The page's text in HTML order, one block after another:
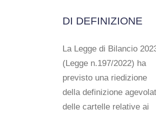
DI DEFINIZIONE
La Legge di Bilancio
(Legge n.197/2022) ha
previsto una riedizione
della definizione
delle cartelle relative ai